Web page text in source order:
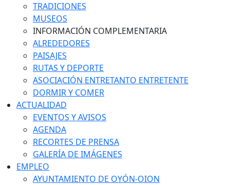
TRADICIONES
MUSEOS
INFORMACIÓN COMPLEMENTARIA
ALREDEDORES
PAISAJES
RUTAS Y DEPORTE
ASOCIACIÓN ENTRETANTO ENTRETENTE
DORMIR Y COMER
ACTUALIDAD
EVENTOS Y AVISOS
AGENDA
RECORTES DE PRENSA
GALERÍA DE IMÁGENES
EMPLEO
AYUNTAMIENTO DE OYÓN-OION